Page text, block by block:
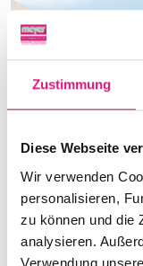
Zustimmung
Diese Webseite
Wir verwenden
personalisieren,
zu können und die
analysieren.
Verwendung